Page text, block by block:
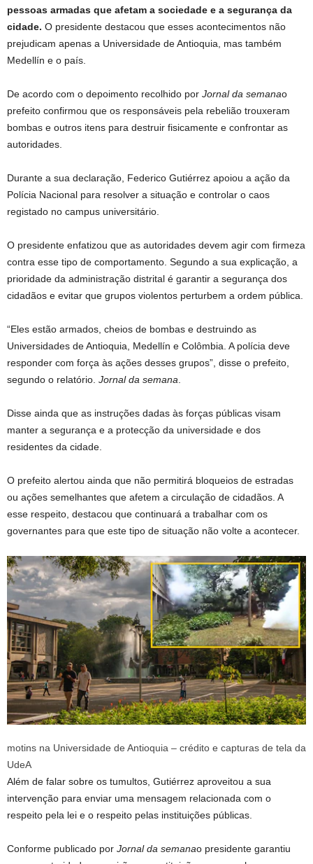
pessoas armadas que afetam a sociedade e a segurança da
cidade. O presidente destacou que esses acontecimentos não
prejudicam apenas a Universidade de Antioquia, mas também
Medellín e o país.
De acordo com o depoimento recolhido por Jornal da semanao
prefeito confirmou que os responsáveis ​​pela rebelião trouxeram
bombas e outros itens para destruir fisicamente e confrontar as
autoridades.
Durante a sua declaração, Federico Gutiérrez apoiou a ação da
Polícia Nacional para resolver a situação e controlar o caos
registado no campus universitário.
O presidente enfatizou que as autoridades devem agir com firmeza
contra esse tipo de comportamento. Segundo a sua explicação, a
prioridade da administração distrital é garantir a segurança dos
cidadãos e evitar que grupos violentos perturbem a ordem pública.
“Eles estão armados, cheios de bombas e destruindo as
Universidades de Antioquia, Medellín e Colômbia. A polícia deve
responder com força às ações desses grupos”, disse o prefeito,
segundo o relatório. Jornal da semana
Disse ainda que as instruções dadas às forças públicas visam
manter a segurança e a protecção da universidade e dos
residentes da cidade.
O prefeito alertou ainda que não permitirá bloqueios de estradas
ou ações semelhantes que afetem a circulação de cidadãos. A
esse respeito, destacou que continuará a trabalhar com os
governantes para que este tipo de situação não volte a acontecer.
motins na Universidade de Antioquia – crédito e capturas de tela da
UdeA
Além de falar sobre os tumultos, Gutiérrez aproveitou a sua
intervenção para enviar uma mensagem relacionada com o
respeito pela lei e o respeito pelas instituições públicas.
Conforme publicado por Jornal da semanao presidente garantiu